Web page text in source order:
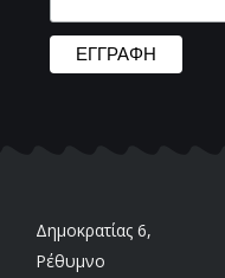
Δημοκρατίας 6,
Ρέθυμνο